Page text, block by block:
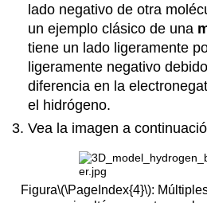
lado negativo de otra
un ejemplo clásico de una
tiene un lado ligeramente
ligeramente negativo
diferencia en la
el hidrógeno.
Vea la imagen a
Figura\(\PageIndex{4}\):